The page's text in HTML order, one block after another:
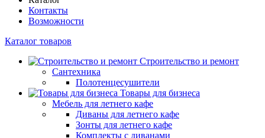
Контакты
Возможности
Каталог товаров
Строительство и ремонт
Сантехника
Полотенцесушители
Товары для бизнеса
Мебель для летнего кафе
Диваны для летнего кафе
Зонты для летнего кафе
Комплекты с диванами